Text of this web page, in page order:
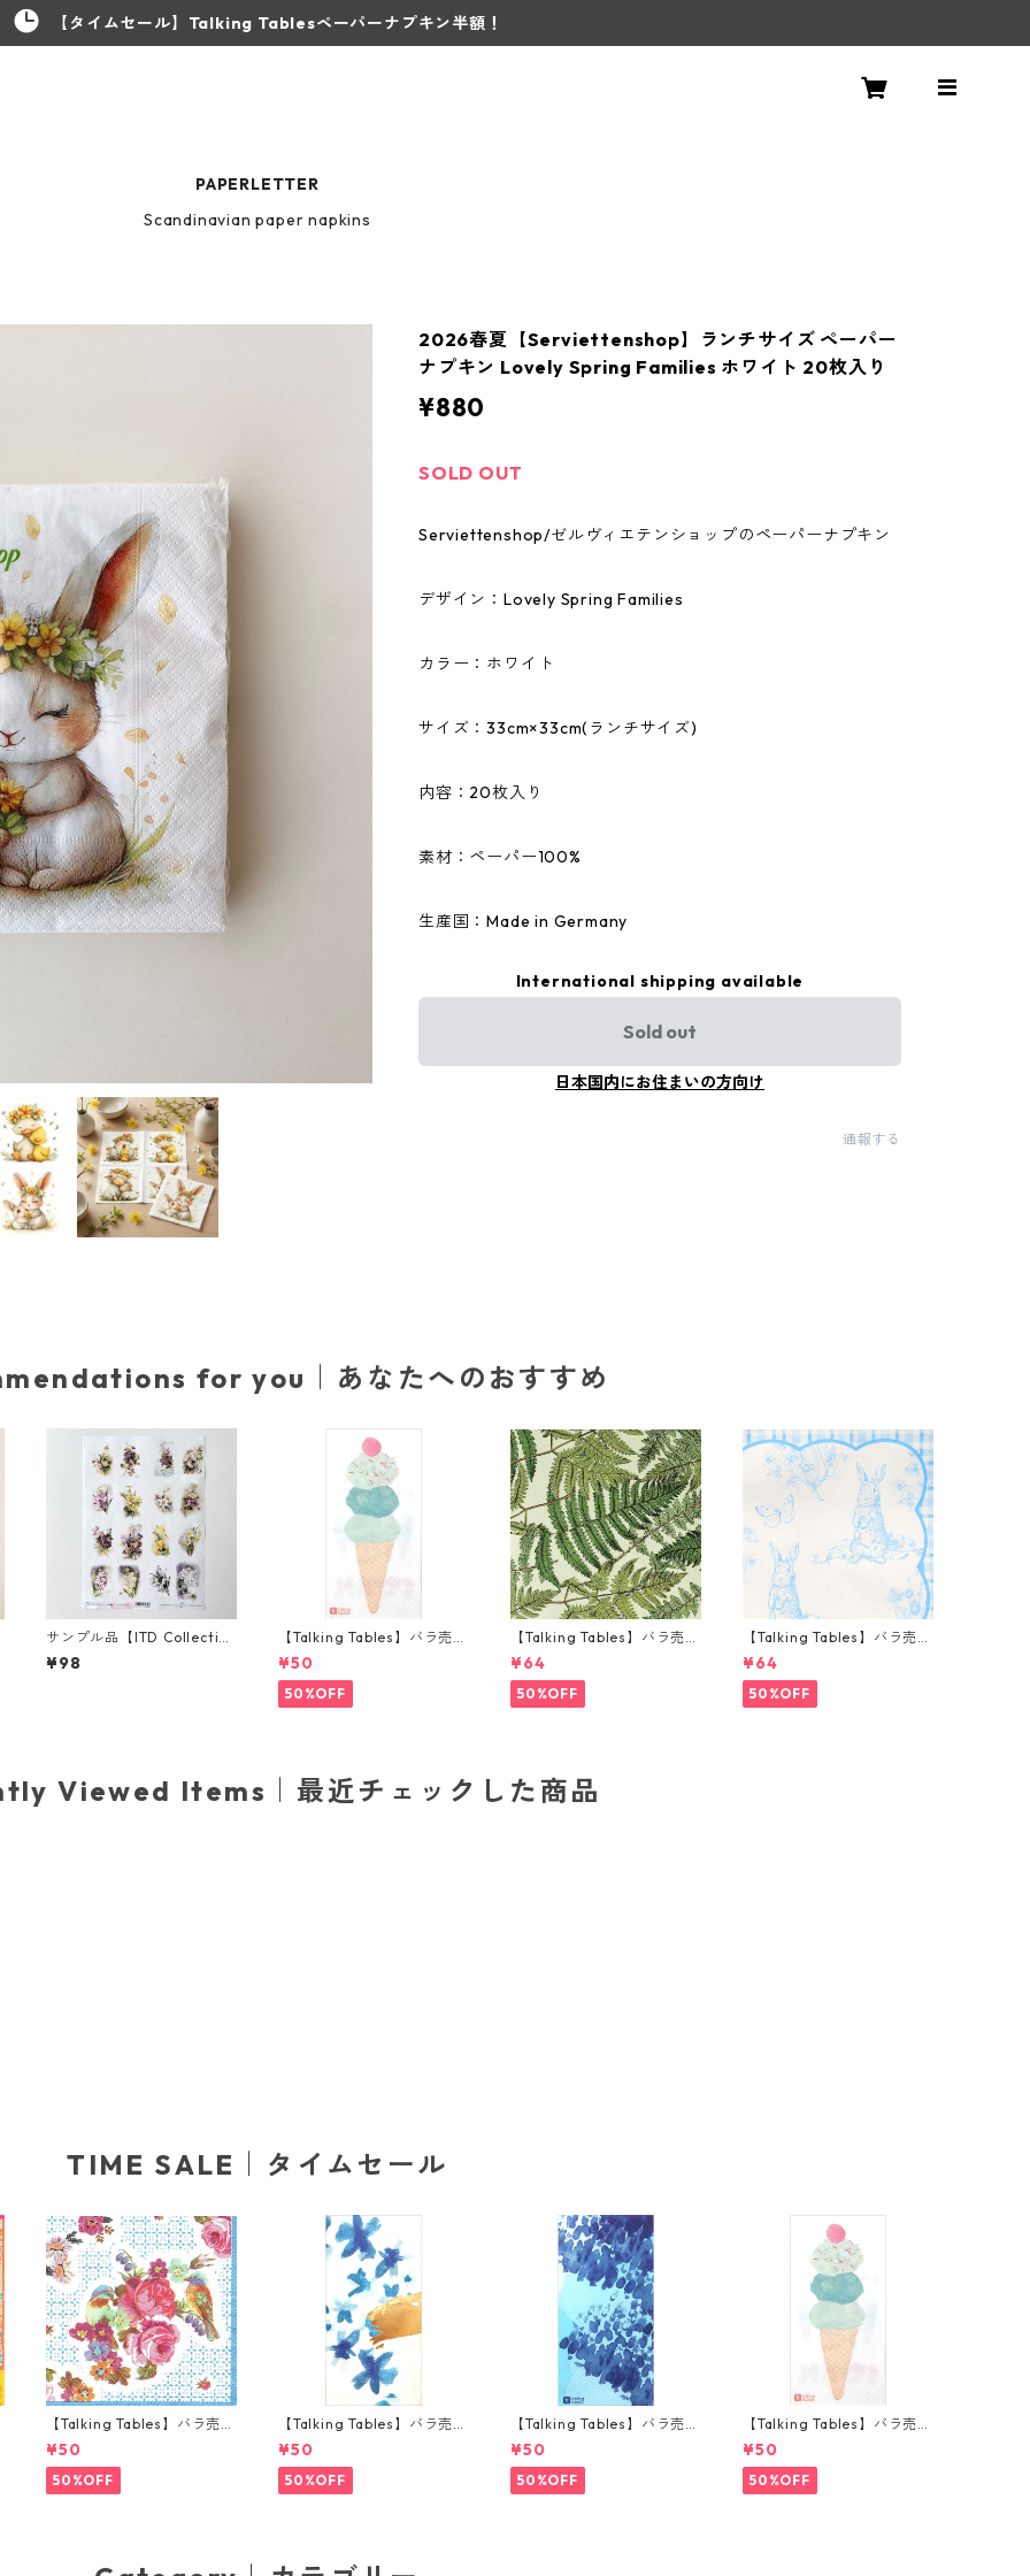
【タイムセール】Talking Tablesペーパーナプキン半額！
PAPERLETTER
Scandinavian paper napkins
2026春夏【Serviettenshop】ランチサイズ ペーパー
ナプキン Lovely Spring Families ホワイト 20枚入り
¥880
SOLD OUT
Serviettenshop/ゼルヴィエテンショップのペーパーナプキン
デザイン：Lovely Spring Families
カラー：ホワイト
サイズ：33cm×33cm(ランチサイズ)
内容：20枚入り
素材：ペーパー100%
生産国：Made in Germany
International shipping available
Sold out
日本国内にお住まいの方向け
通報する
for you｜あなたへのおすすめ
サンプル品【ITD Collectio
n】A4サイズ ライスペーパ
ー R1980 デコパージュ
¥98
【Talking Tables】バラ売り
1枚 ランチサイズ ペーパーナ
プキン WE LOVE ICE CREA
M ホワイト
¥50
50%OFF
【Talking Tables】バラ売り
1枚 ランチサイズ ペーパーナ
プキン FERN グリーン
¥64
50%OFF
【Talking Tables】バラ売り
1枚 ランチサイズ ペーパーナ
プキン Playful Pierre ホワ
イトxブルー
¥64
50%OFF
Viewed Items｜最近チェックした商品
TIME SALE｜タイムセール
【Talking Tables】バラ売り
1枚 ポケットサイズ ペーパー
ナプキン TRULY ブルー
¥50
50%OFF
【Talking Tables】バラ売り
1枚 ランチサイズ ペーパーナ
プキン FLUORESCENT FLO
RAL ブルー
¥50
50%OFF
【Talking Tables】バラ売り
1枚 ランチサイズ ペーパーナ
プキン COASTAL ブルー
¥50
50%OFF
【Talking Tables】バラ売り
1枚 ランチサイズ ペーパーナ
プキン WE LOVE ICE CREA
M ホワイト
¥50
50%OFF